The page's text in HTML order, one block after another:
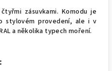
zásuvkami. Komodu je
stylovém provedení, ale i v
a několika typech moření.